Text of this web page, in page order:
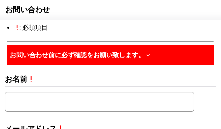
お問い合わせ
! : 必須項目
お問い合わせ前に必ず確認をお願い致します。
お名前 !